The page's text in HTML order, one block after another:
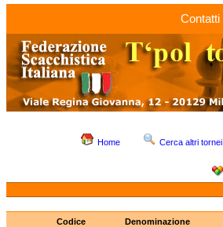
Contatti
Home Cerca altri tornei
Codice Denominazione